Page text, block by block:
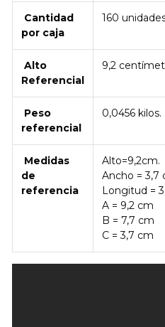
Cantidad
por caja
160
Alto
Referencial
9,2
Peso
referencial
0,0456 kilos.
Medidas
de
referencia
Alto=9,2cm.
Ancho = 3,7
Longitud =
A = 9,2 cm
B = 7,7 cm
C = 3,7 cm